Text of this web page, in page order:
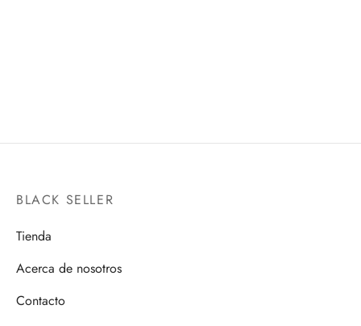
BLACK SELLER
Tienda
Acerca de nosotros
Contacto